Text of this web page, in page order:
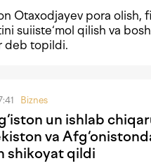
Otaxodjayev pora olish,
suiiste‘mol qilish va
deb topildi.
Biznes
un ishlab
va
shikoyat qildi